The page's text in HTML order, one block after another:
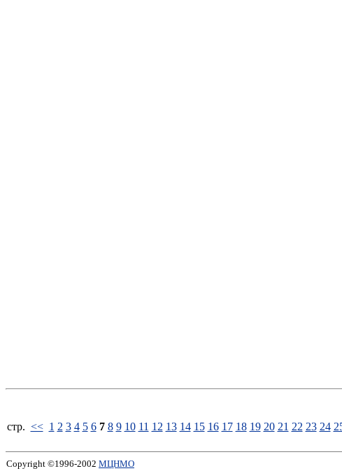
стp. << 1 2 3 4 5 6 7 8 9 10 11 12 13 14 15 16 17 18 19 20 21 22 23 24
Copyright ©1996-2002 МЦНМО